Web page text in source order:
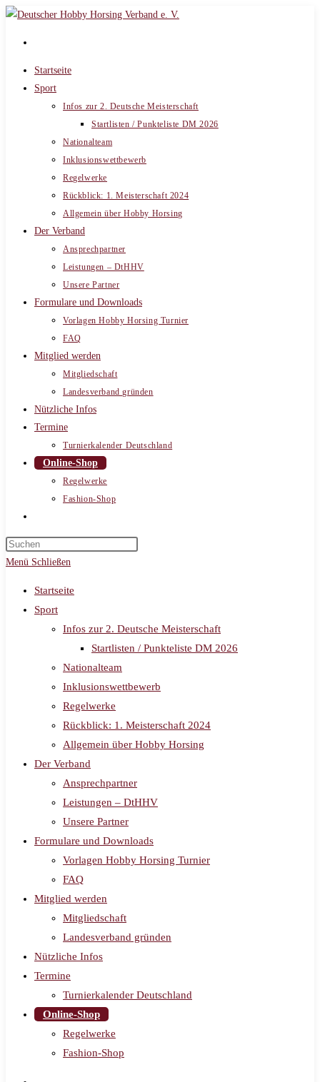
Zum
Startseite
Sport
Infos zur 2. Deutsche Meisterschaft
Startlisten / Punkteliste DM 2026
Nationalteam
Inklusionswettbewerb
Regelwerke
Rückblick: 1. Meisterschaft 2024
Allgemein über Hobby Horsing
Der Verband
Ansprechpartner
Leistungen – DtHHV
Unsere Partner
Formulare und Downloads
Vorlagen Hobby Horsing Turnier
FAQ
Mitglied werden
Mitgliedschaft
Landesverband gründen
Nützliche Infos
Termine
Turnierkalender Deutschland
Online-Shop
Regelwerke
Fashion-Shop
umschalten
Menü Schließen
Startseite
Sport
Infos zur 2. Deutsche Meisterschaft
Startlisten / Punkteliste DM 2026
Nationalteam
Inklusionswettbewerb
Regelwerke
Rückblick: 1. Meisterschaft 2024
Allgemein über Hobby Horsing
Der Verband
Ansprechpartner
Leistungen – DtHHV
Unsere Partner
Formulare und Downloads
Vorlagen Hobby Horsing Turnier
FAQ
Mitglied werden
Mitgliedschaft
Landesverband gründen
Nützliche Infos
Termine
Turnierkalender Deutschland
Online-Shop
Regelwerke
Fashion-Shop